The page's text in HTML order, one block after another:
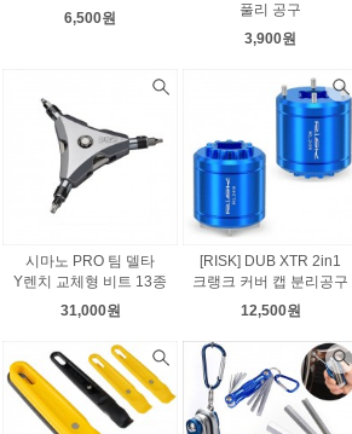
6,500원
풀리 공구
3,900원
시마노 PRO 팀 델타
Y렌치 교체형 비트 13종
31,000원
[RISK] DUB XTR 2in1
크랭크 커버 캡 분리공구
12,500원